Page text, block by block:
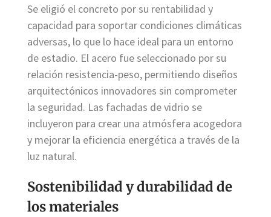
Se eligió el concreto por su rentabilidad y
capacidad para soportar condiciones climáticas
adversas, lo que lo hace ideal para un entorno
de estadio. El acero fue seleccionado por su
relación resistencia-peso, permitiendo diseños
arquitectónicos innovadores sin comprometer
la seguridad. Las fachadas de vidrio se
incluyeron para crear una atmósfera acogedora
y mejorar la eficiencia energética a través de la
luz natural.
Sostenibilidad y durabilidad de
los materiales